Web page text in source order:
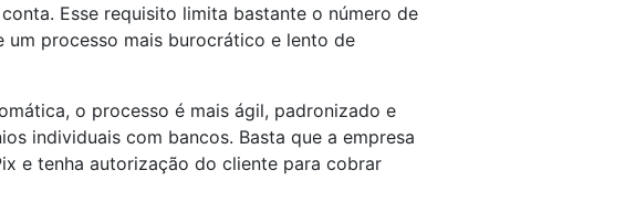
Esse requisito limita bastante o número de
processo mais burocrático e lento de
o processo é mais ágil, padronizado e
individuais com bancos. Basta que a empresa
e tenha autorização do cliente para cobrar